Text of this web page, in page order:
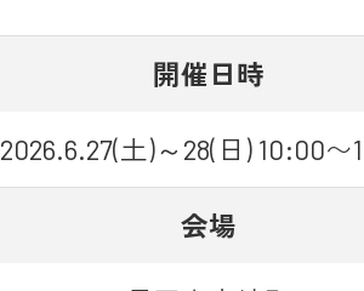
開催日時
2026.6.27(土)～28(日) 10:00〜
会場